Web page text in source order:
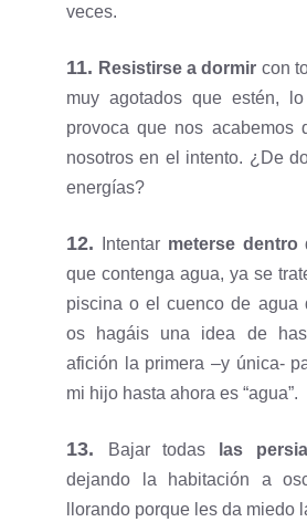
veces.
11. Resistirse a dormir con
muy agotados que estén,
provoca que nos acabemos
nosotros en el intento. ¿De
energías?
12. Intentar meterse dentro
que contenga agua, ya se
piscina o el cuenco de agua
os hagáis una idea de
afición la primera –y única-
mi hijo hasta ahora es “agua”.
13. Bajar todas las
dejando la habitación a
llorando porque les da miedo